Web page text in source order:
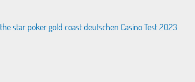
the star poker gold coast deutschen Casino Test 2023